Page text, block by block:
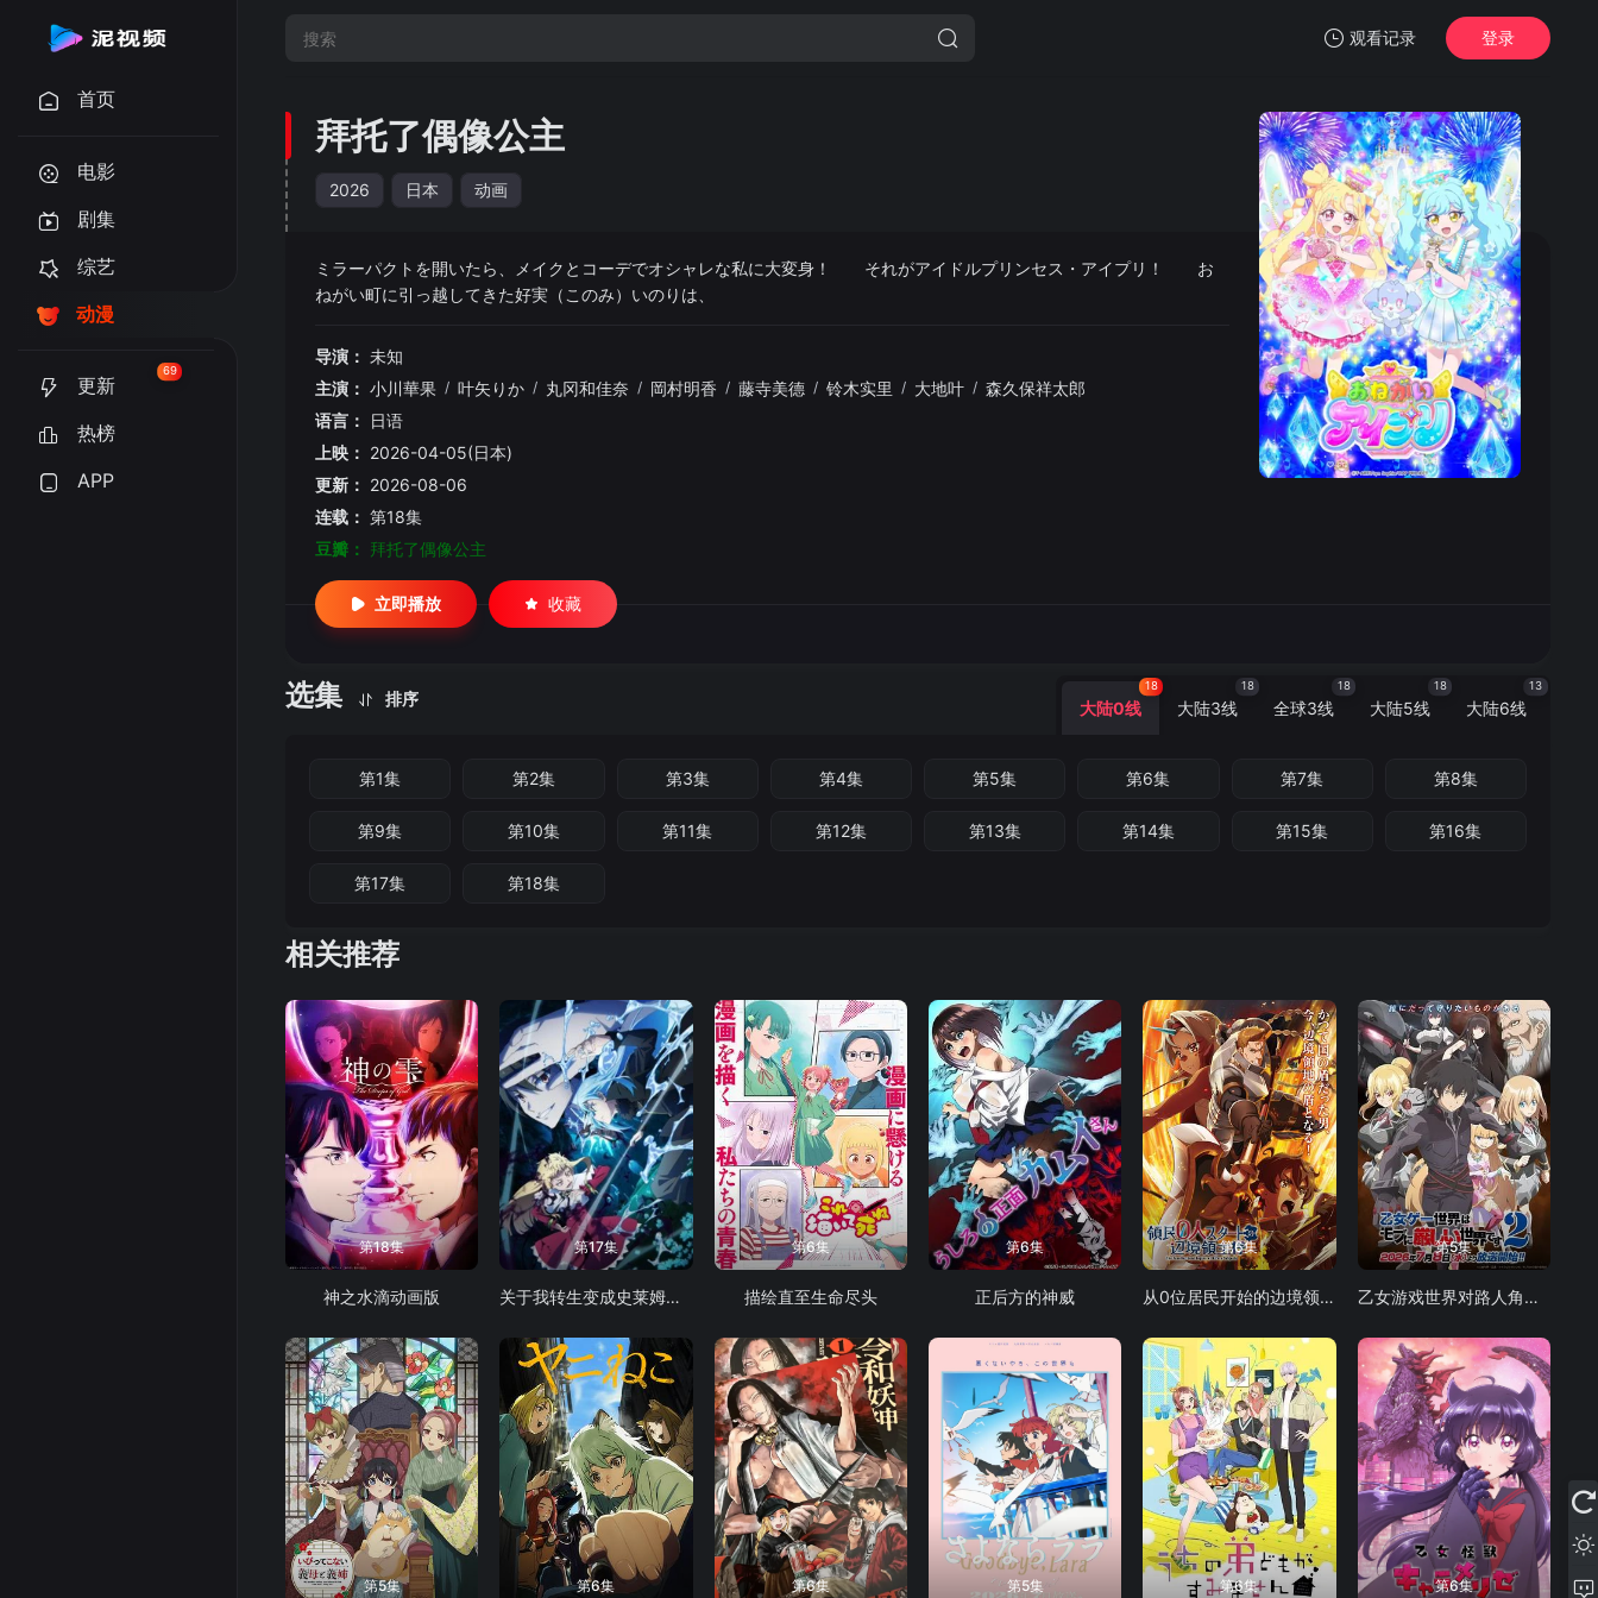
观看记录
暂无观看影片的记录
登录
首页
电影
剧集
综艺
动漫
更新
69
热榜
APP
拜托了偶像公主
2026 日本 动画
ミラーパクトを開いたら、メイクとコーデでオシャレな私に大変身！ それがアイドルプリンセス・アイプリ！ お
导演： 未知
主演： 小川華果 / 叶矢りか / 丸冈和佳奈 / 岡村明香 / 藤寺美德 / 铃木实里 / 大地叶 / 森久保祥太郎
语言：
日语
上映： 2026-04-05(日本)
更新： 2026-08-06
连载： 第18集
豆瓣： 拜托了偶像公主
立即播放 收藏
选集 排序 大陆0线
18
大陆3线
18
全球3线
18
大陆5线
18
大陆6线
13
第1集 第2集 第3集 第4集 第5集 第6集 第7集 第8集
第9集 第10集 第11集 第12集 第13集 第14集 第15集 第16集
第17集 第18集
相关推荐
第18集
神之水滴动画版
第17集
关于我转生变成史莱姆这档事第四季
第6集
描绘直至生命尽头
第6集
正后方的神威
第6集
从0位居民开始的边境领主大人
第5集
乙女游戏世界对路人角色很不友好 第二季
第5集 第6集 第6集 第5集 第6集 第6集